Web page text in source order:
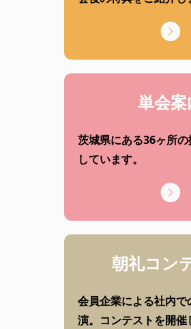
単会案
茨城県にある36ヶ所
しています。
朝礼コン
会員企業による社内で
演。コンテストを開催